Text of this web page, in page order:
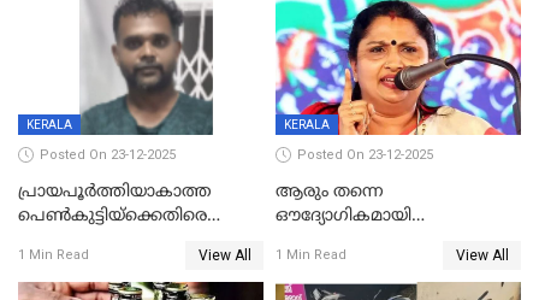
KERALA
Posted On 23-12-2025
പ്രായപൂർത്തിയാകാത്ത
പെൺകുട്ടിയ്ക്കെതിരെ
59 വർഷം തടവും 90,൦൦൦ രൂപ
പിഴയും ശിക്ഷ
1 Min Read View All
KERALA
Posted On 23-12-2025
ആരും തന്നെ
ഔദ്യോഗികമായി
കണ്ടെത്താൻ ഇന്ന് കോർ
കമ്മിറ്റി കൂടിയില്ല';
1 Min Read View All